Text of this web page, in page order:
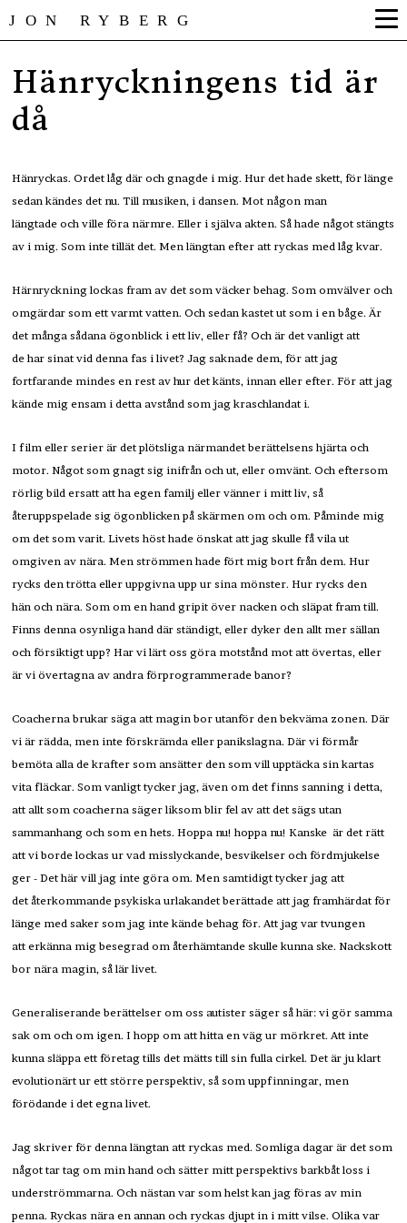
JON RYBERG
Hänryckningens tid är
då
Hänryckas. Ordet låg där och gnagde i mig. Hur det hade skett, för länge
sedan kändes det nu. Till musiken, i dansen. Mot någon man
längtade och ville föra närmre. Eller i själva akten. Så hade något stängts
av i mig. Som inte tillät det. Men längtan efter att ryckas med låg kvar.
Härnryckning lockas fram av det som väcker behag. Som omvälver och
omgärdar som ett varmt vatten. Och sedan kastet ut som i en båge. Är
det många sådana ögonblick i ett liv, eller få? Och är det vanligt att
de har sinat vid denna fas i livet? Jag saknade dem, för att jag
fortfarande mindes en rest av hur det känts, innan eller efter. För att jag
kände mig ensam i detta avstånd som jag kraschlandat i.
I film eller serier är det plötsliga närmandet berättelsens hjärta och
motor. Något som gnagt sig inifrån och ut, eller omvänt. Och eftersom
rörlig bild ersatt att ha egen familj eller vänner i mitt liv, så
återuppspelade sig ögonblicken på skärmen om och om. Påminde mig
om det som varit. Livets höst hade önskat att jag skulle få vila ut
omgiven av nära. Men strömmen hade fört mig bort från dem. Hur
rycks den trötta eller uppgivna upp ur sina mönster. Hur rycks den
hän och nära. Som om en hand gripit över nacken och släpat fram till.
Finns denna osynliga hand där ständigt, eller dyker den allt mer sällan
och försiktigt upp? Har vi lärt oss göra motstånd mot att övertas, eller
är vi övertagna av andra förprogrammerade banor?
Coacherna brukar säga att magin bor utanför den bekväma zonen. Där
vi är rädda, men inte förskrämda eller panikslagna. Där vi förmår
bemöta alla de krafter som ansätter den som vill upptäcka sin kartas
vita fläckar. Som vanligt tycker jag, även om det finns sanning i detta,
att allt som coacherna säger liksom blir fel av att det sägs utan
sammanhang och som en hets. Hoppa nu! hoppa nu! Kanske är det rätt
att vi borde lockas ur vad misslyckande, besvikelser och fördmjukelse
ger - Det här vill jag inte göra om. Men samtidigt tycker jag att
det återkommande psykiska urlakandet berättade att jag framhärdat för
länge med saker som jag inte kände behag för. Att jag var tvungen
att erkänna mig besegrad om återhämtande skulle kunna ske. Nackskott
bor nära magin, så lär livet.
Generaliserande berättelser om oss autister säger så här: vi gör samma
sak om och om igen. I hopp om att hitta en väg ur mörkret. Att inte
kunna släppa ett företag tills det mätts till sin fulla cirkel. Det är ju klart
evolutionärt ur ett större perspektiv, så som uppfinningar, men
förödande i det egna livet.
Jag skriver för denna längtan att ryckas med. Somliga dagar är det som
något tar tag om min hand och sätter mitt perspektivs barkbåt loss i
underströmmarna. Och nästan var som helst kan jag föras av min
penna. Ryckas nära en annan och ryckas djupt in i mitt vilse. Olika var